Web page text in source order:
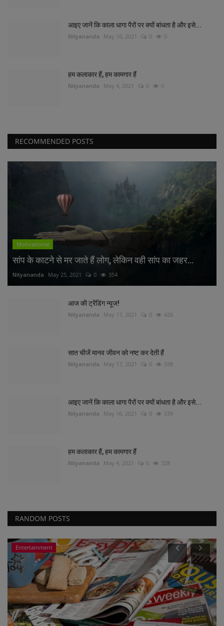
आइए जानें कि काला धागा पैरों पर क्यों बांधता है और इसे...
Nityananda May 16, 2021 0 0
हम कलाकार हैं, हम कामगार हैं
Nityananda May 4, 2021 0 0
RECOMMENDED POSTS
Motivational
सांप के काटने से मर जाते हैं लोग, लेकिन वही सांप का जहर...
Nityananda May 25, 2021 0 354
आज की ट्रेंडिंग न्यूज!
Nityananda May 17, 2021 0 426
सात चीजें मानव जीवन को नष्ट कर देती हैं
Nityananda May 17, 2021 0 338
आइए जानें कि काला धागा पैरों पर क्यों बांधता है और इसे...
Nityananda May 16, 2021 0 339
हम कलाकार हैं, हम कामगार हैं
Nityananda May 4, 2021 0 328
RANDOM POSTS
Entertainment